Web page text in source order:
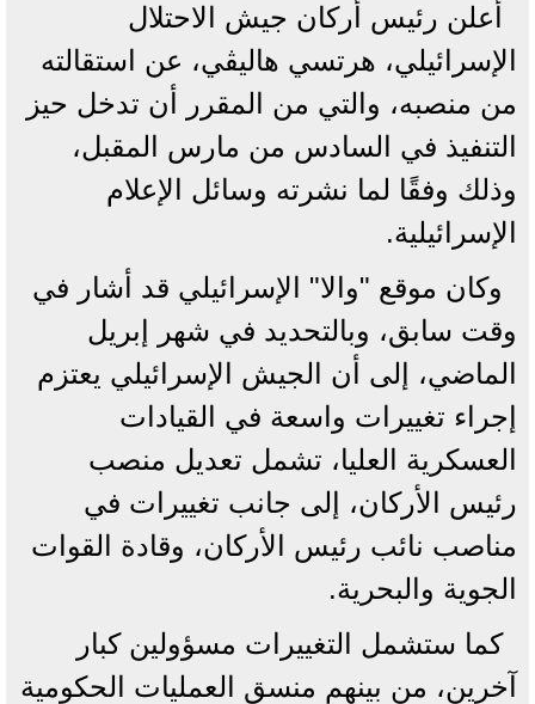
أعلن رئيس أركان جيش الاحتلال
الإسرائيلي، هرتسي هاليڤي، عن استقالته
من منصبه، والتي من المقرر أن تدخل حيز
التنفيذ في السادس من مارس المقبل،
وذلك وفقًا لما نشرته وسائل الإعلام
الإسرائيلية.
وكان موقع "والا" الإسرائيلي قد أشار في
وقت سابق، وبالتحديد في شهر إبريل
الماضي، إلى أن الجيش الإسرائيلي يعتزم
إجراء تغييرات واسعة في القيادات
العسكرية العليا، تشمل تعديل منصب
رئيس الأركان، إلى جانب تغييرات في
مناصب نائب رئيس الأركان، وقادة القوات
الجوية والبحرية.
كما ستشمل التغييرات مسؤولين كبار
آخرين، من بينهم منسق العمليات الحكومية